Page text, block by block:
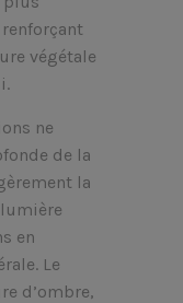
végétale
ne
de la
la
en
Le
d’ombre,